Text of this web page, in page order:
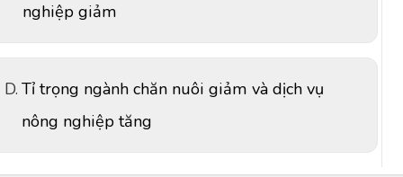
nghiệp giảm
D. Tỉ trọng ngành chăn nuôi giảm và dịch vụ
nông nghiệp tăng